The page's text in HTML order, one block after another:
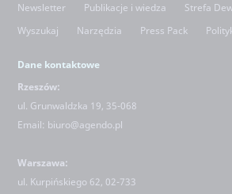
Newsletter
Publikacje i wiedza Strefa
Wyszukaj
Narzędzia Press Pack
Dane kontaktowe
Rzeszów:
ul. Grunwaldzka 19, 35-068
Email: biuro@agendo.pl
Warszawa:
ul. Kurpińskiego 62, 02-733